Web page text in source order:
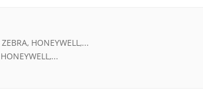
HONEYWELL,...